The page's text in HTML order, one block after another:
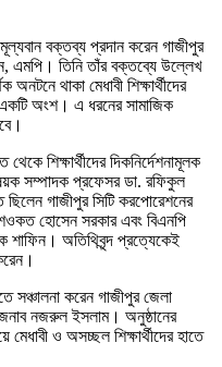
বক্তব্য প্রদান করেন গাজীপুর
এমপি। তিনি তাঁর বক্তব্যে উল্লেখ
থাকা মেধাবী শিক্ষার্থীদের
একটি অংশ। এ ধরনের সামাজিক
শিক্ষার্থীদের দিকনির্দেশনামূলক
সম্পাদক প্রফেসর ডা. রফিকুল
গাজীপুর সিটি করপোরেশনের
হোসেন সরকার এবং বিএনপি
শাফিন। অতিথিবৃন্দ প্রত্যেকেই
সঞ্চালনা করেন গাজীপুর জেলা
জনাব নজরুল ইসলাম। অনুষ্ঠানের
ও অসচ্ছল শিক্ষার্থীদের হাতে